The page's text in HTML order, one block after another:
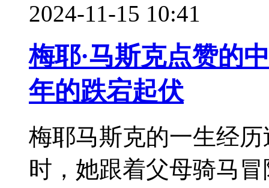
2024-11-15 10:41
梅耶·马斯克点赞的
年的跌宕起伏
梅耶马斯克的一生经
时，她跟着父母骑马